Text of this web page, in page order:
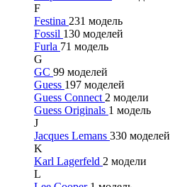
F
Festina 231 модель
Fossil 130 моделей
Furla 71 модель
G
GC 99 моделей
Guess 197 моделей
Guess Connect 2 модели
Guess Originals 1 модель
J
Jacques Lemans 330 моделей
K
Karl Lagerfeld 2 модели
L